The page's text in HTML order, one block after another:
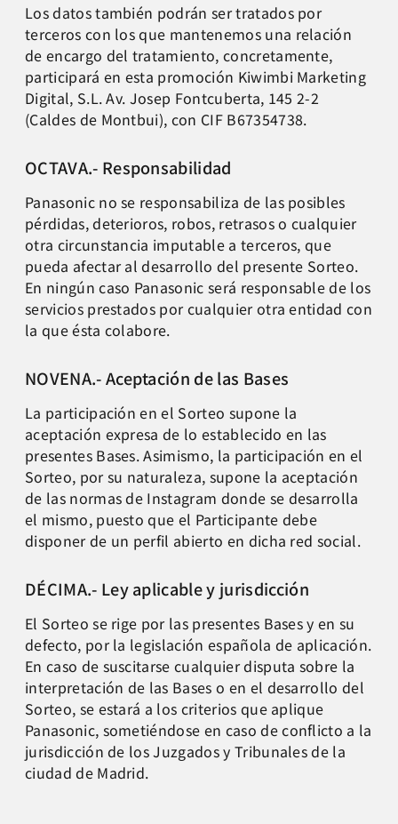
Los datos también podrán ser tratados por
terceros con los que mantenemos una relación
de encargo del tratamiento, concretamente,
participará en esta promoción Kiwimbi Marketing
Digital, S.L. Av. Josep Fontcuberta, 145 2-2
(Caldes de Montbui), con CIF B67354738.
OCTAVA.- Responsabilidad
Panasonic no se responsabiliza de las posibles
pérdidas, deterioros, robos, retrasos o cualquier
otra circunstancia imputable a terceros, que
pueda afectar al desarrollo del presente Sorteo.
En ningún caso Panasonic será responsable de los
servicios prestados por cualquier otra entidad con
la que ésta colabore.
NOVENA.- Aceptación de las Bases
La participación en el Sorteo supone la
aceptación expresa de lo establecido en las
presentes Bases. Asimismo, la participación en el
Sorteo, por su naturaleza, supone la aceptación
de las normas de Instagram donde se desarrolla
el mismo, puesto que el Participante debe
disponer de un perfil abierto en dicha red social.
DÉCIMA.- Ley aplicable y jurisdicción
El Sorteo se rige por las presentes Bases y en su
defecto, por la legislación española de aplicación.
En caso de suscitarse cualquier disputa sobre la
interpretación de las Bases o en el desarrollo del
Sorteo, se estará a los criterios que aplique
Panasonic, sometiéndose en caso de conflicto a la
jurisdicción de los Juzgados y Tribunales de la
ciudad de Madrid.